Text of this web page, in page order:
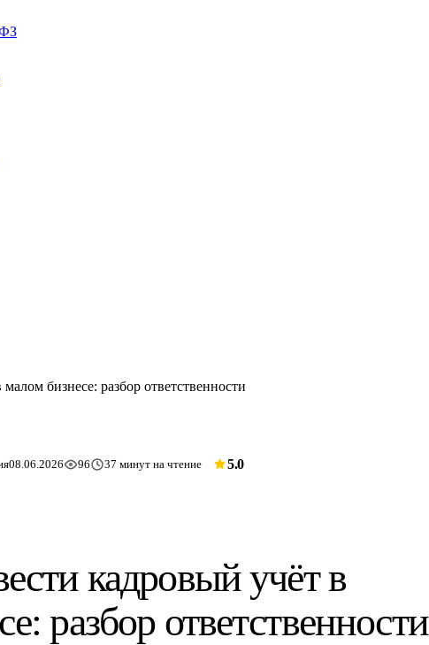
ФЗ
бизнесе: разбор ответственности
08.06.2026 96 37 минут на чтение 5.0
кадровый учёт в
разбор ответственности